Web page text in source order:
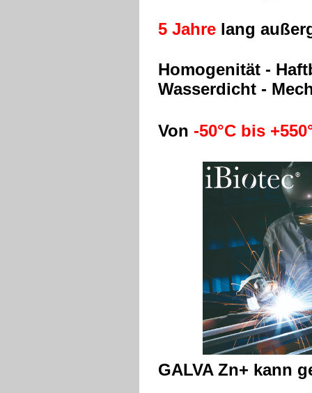
5 Jahre lang
Homogenität -
Wasserdicht -
Von -50°C bis
GALVA Zn+ kann